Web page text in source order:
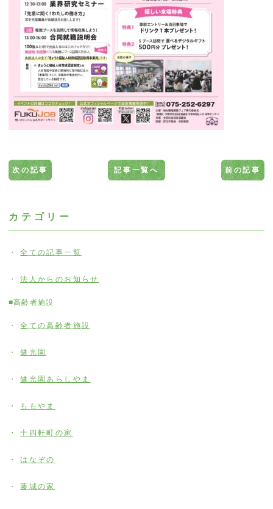
次の記事 記事一覧へ 前の記事
カテゴリー
全ての記事一覧
法人からのお知らせ
■高齢者施設
全ての高齢者施設
健光園
健光園あらしやま
ももやま
十四軒町の家
はなぞの
藤城の家